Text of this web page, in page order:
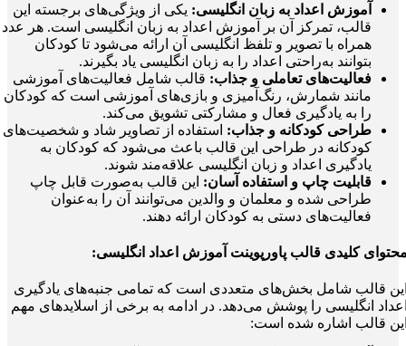
آموزش اعداد به زبان انگلیسی: یکی از ویژگی‌های برجسته این
قالب، تمرکز آن بر آموزش اعداد به زبان انگلیسی است. هر عدد
همراه با تصویر و تلفظ انگلیسی آن ارائه می‌شود تا کودکان
بتوانند به‌راحتی اعداد را به زبان انگلیسی یاد بگیرند.
فعالیت‌های تعاملی و جذاب: قالب شامل فعالیت‌های آموزشی
مانند شمارش، رنگ‌آمیزی و بازی‌های آموزشی است که کودکان
را به یادگیری فعال و مشارکتی تشویق می‌کند.
طراحی کودکانه و جذاب: استفاده از تصاویر شاد و شخصیت‌های
کودکانه در طراحی این قالب باعث می‌شود که کودکان به
یادگیری اعداد و زبان انگلیسی علاقه‌مند شوند.
قابلیت چاپ و استفاده آسان: این قالب به‌صورت قابل چاپ
طراحی شده و معلمان و والدین می‌توانند آن را به‌عنوان
فعالیت‌های دستی به کودکان ارائه دهند.
کلیدی قالب پاورپوینت آموزش اعداد انگلیسی:
قالب شامل بخش‌های متعددی است که تمامی جنبه‌های یادگیری
انگلیسی را پوشش می‌دهد. در ادامه به برخی از اسلایدهای مهم
قالب اشاره شده است: